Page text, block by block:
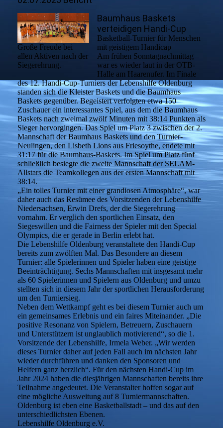
Große Freude bei
allen Aktiven nach der
Siegerehrung.
Baumhaus Baskets
verteidigen Handi-Cup
Basketball-Turnier für Menschen
mit geistigem Handicap
Am frühen Sonntagnachmittag
war es wieder laut in der OTB-
Halle am Haarenufer. Im Finale
des 12. Handi-Cup-Turniers der Lebenshilfe Oldenburg
standen sich die Kleister Baskets und die Baumhaus
Baskets gegenüber. Begeistert verfolgten etwa 150
Zuschauer ein interessantes Spiel, aus dem die Baumhaus
Baskets nach zweimal zwölf Minuten mit 38:14 Punkten als
Sieger hervorgingen. Das Spiel um Platz 3 zwischen der 2.
Mannschaft der Baumhaus Baskets und den Turnier-
Neulingen, den Lisbeth Lions aus Friesoythe, endete mit
31:17 für die Baumhaus-Baskets. Im Spiel um Platz fünf
schließlich besiegte die zweite Mannschaft der SELAM-
Allstars die Teamkollegen aus der ersten Mannschaft mit
38:14.
„Ein tolles Turnier mit einer grandiosen Atmosphäre“, war
daher auch das Resümee des Vorsitzenden der Lebenshilfe
Niedersachsen, Erwin Drefs, der die Siegerehrung
vornahm. Er verglich den sportlichen Einsatz, den
Siegeswillen und die Fairness der Spieler mit den Special
Olympics, die er gerade in Berlin erlebt hat.
Die Lebenshilfe Oldenburg veranstaltete den Handi-Cup
bereits zum zwölften Mal. Das Besondere an diesem
Turnier: alle Spielerinnen und Spieler haben eine geistige
Beeinträchtigung. Sechs Mannschaften mit insgesamt mehr
als 60 Spielerinnen und Spielern aus Oldenburg und umzu
stellten sich in diesem Jahr der sportlichen Herausforderung
um den Turniersieg.
Neben dem Wettkampf geht es bei diesem Turnier auch um
ein gemeinsames Erlebnis und ein faires Miteinander. „Die
positive Resonanz von Spielern, Betreuern, Zuschauern
und Unterstützern ist unglaublich motivierend“, so die 1.
Vorsitzende der Lebenshilfe, Irmela Weber. „Wir werden
dieses Turnier daher auf jeden Fall auch im nächsten Jahr
wieder durchführen und danken den Sponsoren und
Helfern ganz herzlich“. Für den nächsten Handi-Cup im
Jahr 2024 haben die diesjährigen Mannschaften bereits ihre
Teilnahme angedeutet. Die Veranstalter hoffen sogar auf
eine mögliche Ausweitung auf 8 Turniermannschaften.
Oldenburg ist eben eine Basketballstadt – und das auf den
unterschiedlichsten Ebenen.
Lebenshilfe Oldenburg e.V.